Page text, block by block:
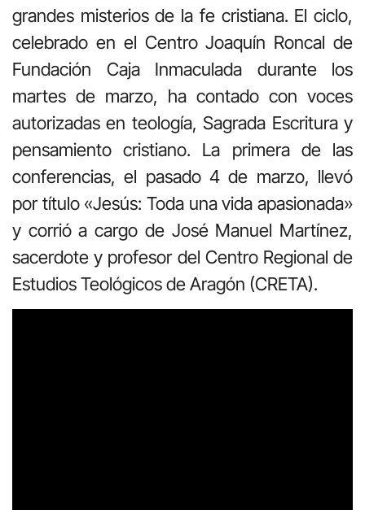
grandes misterios de la fe cristiana. El ciclo,
celebrado en el Centro Joaquín Roncal de
Fundación Caja Inmaculada durante los
martes de marzo, ha contado con voces
autorizadas en teología, Sagrada Escritura y
pensamiento cristiano. La primera de las
conferencias, el pasado 4 de marzo, llevó
por título «Jesús: Toda una vida apasionada»
y corrió a cargo de José Manuel Martínez,
sacerdote y profesor del Centro Regional de
Estudios Teológicos de Aragón (CRETA).